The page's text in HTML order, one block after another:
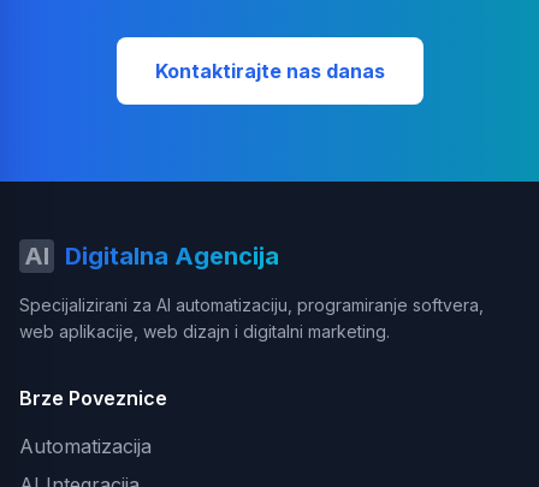
Kontaktirajte nas danas
AI Digitalna Agencija
Specijalizirani za AI automatizaciju, programiranje softvera,
web aplikacije, web dizajn i digitalni marketing.
Brze Poveznice
Automatizacija